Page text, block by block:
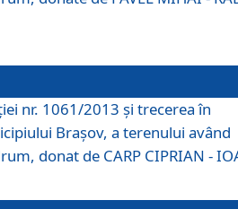
nr. 1061/2013 şi trecerea în
Braşov, a terenului având
donat de CARP CIPRIAN -